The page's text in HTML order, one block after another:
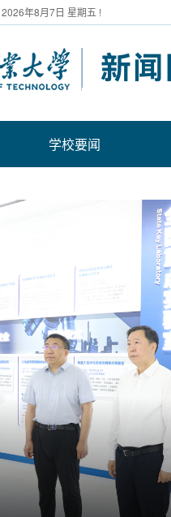
2026年8月7日 星期五 !
学校要闻